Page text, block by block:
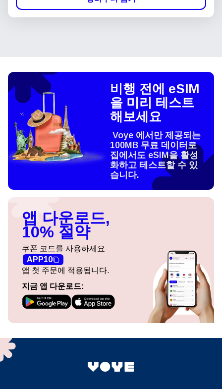
비행 전에 eSIM
을 미리 테스트
해보세요
Voye 에서만 제공되는
100MB 무료 데이터로
집에서도 eSIM을 활성
화하고 테스트할 수 있
습니다.
앱 다운로드,
10% 절약
쿠폰 코드를 사용하세요
APP10
앱 첫 주문에 적용됩니다.
지금 앱 다운로드: